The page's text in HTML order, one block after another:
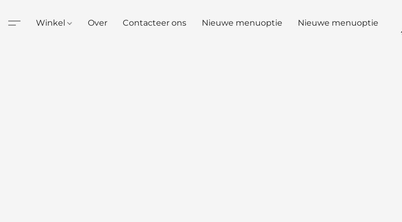
Winkel Over Contacteer ons Nieuwe menuoptie Nieuwe menuoptie